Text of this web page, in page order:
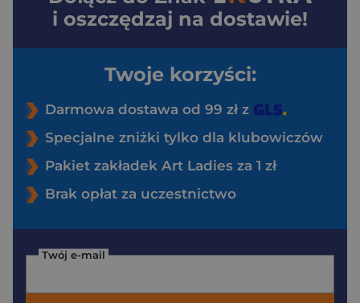
i oszczędzaj na dostawie!
Twoje korzyści:
Darmowa dostawa od 99 zł z
Specjalne zniżki tylko dla klubowiczów
Pakiet zakładek Art Ladies za 1 zł
Brak opłat za uczestnictwo
Twój e-mail